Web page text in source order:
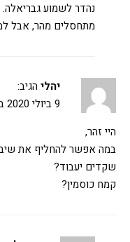
נהדר לשמוע
מתחסלים מהר, אבל
יהלי הגיב:
9 ביולי 2020 בשעה 15:52
היי זהר,
במה אפשר להחליף את
שקדים יעבוד?
קמח כוסמין?